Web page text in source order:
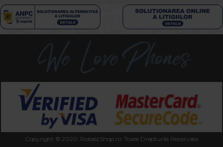
Copyright © 2020. RobestShop.ro. Toate Drepturile Rezervate